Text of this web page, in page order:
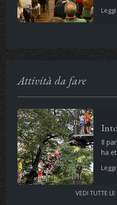
Attività da fare
Il
ha
VEDI TUTTE